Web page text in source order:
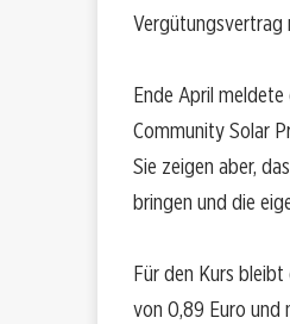
Vergütungsvertrag
Ende April
Community Solar
Sie zeigen aber,
bringen und die
Für den Kurs
von 0,89 Euro und